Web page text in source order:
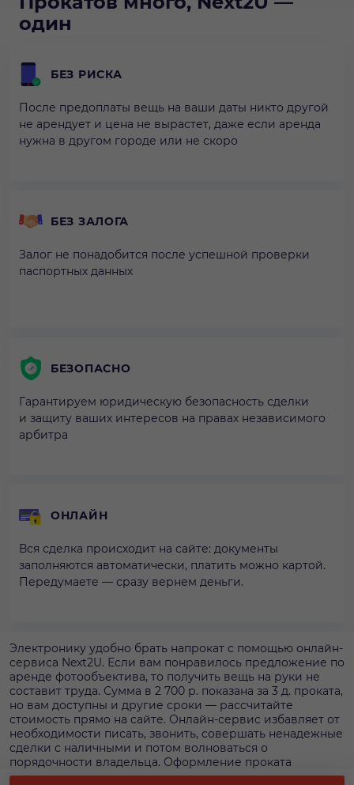
один
БЕЗ РИСКА
После предоплаты вещь на ваши даты никто другой
не арендует и цена не вырастет, даже если аренда
нужна в другом городе или не скоро
БЕЗ ЗАЛОГА
Залог не понадобится после успешной проверки
паспортных данных
БЕЗОПАСНО
Гарантируем юридическую безопасность сделки
и защиту ваших интересов на правах независимого
арбитра
ОНЛАЙН
Вся сделка происходит на сайте: документы
заполняются автоматически, платить можно картой.
Передумаете — сразу вернем деньги.
Электронику удобно брать напрокат с помощью онлайн-
сервиса Next2U. Если вам понравилось предложение по
аренде фотообъектива, то получить вещь на руки не
составит труда. Сумма в 2 700 р. показана за 3 д. проката,
но вам доступны и другие сроки — рассчитайте
стоимость прямо на сайте. Онлайн-сервис избавляет от
необходимости писать, звонить, совершать ненадежные
сделки с наличными и потом волноваться о
порядочности владельца. Оформление проката
фотообъектива на сайте — это единственный способ